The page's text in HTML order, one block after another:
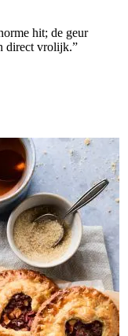
hit; de geur
direct vrolijk.”